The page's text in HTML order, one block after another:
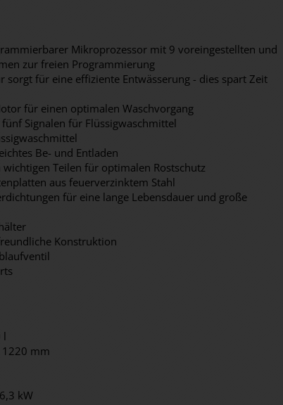
Mikroprozessor mit 9 voreingestellten und
zur freien Programmierung
sorgt für eine effiziente Entwässerung - dies spart Zeit
für einen optimalen Waschvorgang
Signalen für Flüssigwaschmittel
Be- und Entladen
Teilen für optimalen Rostschutz
aus feuerverzinktem Stahl
für eine lange Lebensdauer und große
Konstruktion
l
mm
kW